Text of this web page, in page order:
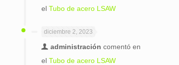
el Tubo de acero LSAW
diciembre 2, 2023
administración comentó en
el Tubo de acero LSAW